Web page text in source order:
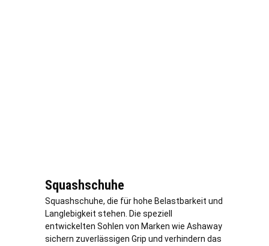
Squashschuhe
Squashschuhe, die für hohe Belastbarkeit und
Langlebigkeit stehen. Die speziell
entwickelten Sohlen von Marken wie Ashaway
sichern zuverlässigen Grip und verhindern das